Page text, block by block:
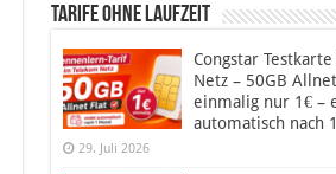
Tarife ohne Laufzeit
Congstar
Netz – 50GB
einmalig nur 1€ –
automatisch nach
29. Juli 2026